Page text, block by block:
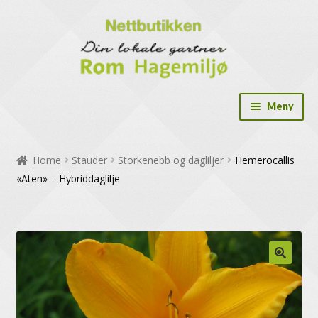
Meny
Drivhus tilbehør
Frø og dyrk selv løsninger
Gavekort
Hekkplanter
Home Stauder Storkenebb og dagliljer
Hemerocallis
«Aten» – Hybriddaglilje